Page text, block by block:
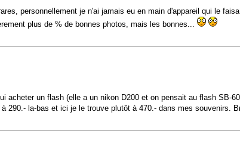
personnellement je n'ai jamais eu en main d'appareil qui le
plus de % de bonnes photos, mais les bonnes...
un flash (elle a un nikon D200 et on pensait au flash SB-
la-bas et ici je le trouve plutôt à 470.- dans mes souvenirs.